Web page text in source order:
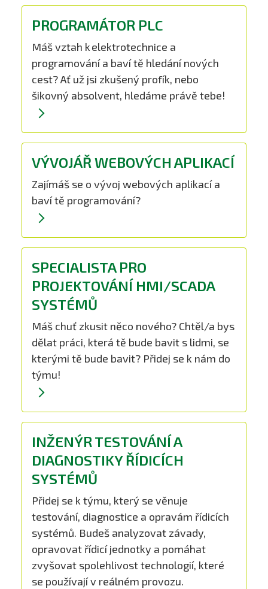
PROGRAMÁTOR PLC
Máš vztah k elektrotechnice a
programování a baví tě hledání nových
cest? Ať už jsi zkušený profík, nebo
šikovný absolvent, hledáme právě tebe!
VÝVOJÁŘ WEBOVÝCH APLIKACÍ
Zajímáš se o vývoj webových aplikací a
baví tě programování?
SPECIALISTA PRO
PROJEKTOVÁNÍ HMI/SCADA
SYSTÉMŮ
Máš chuť zkusit něco nového? Chtěl/a bys
dělat práci, která tě bude bavit s lidmi, se
kterými tě bude bavit? Přidej se k nám do
týmu!
INŽENÝR TESTOVÁNÍ A
DIAGNOSTIKY ŘÍDICÍCH
SYSTÉMŮ
Přidej se k týmu, který se věnuje
testování, diagnostice a opravám řídicích
systémů. Budeš analyzovat závady,
opravovat řídicí jednotky a pomáhat
zvyšovat spolehlivost technologií, které
se používají v reálném provozu.